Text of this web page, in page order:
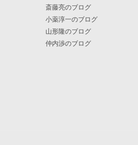
斎藤亮のブログ
小薬淳一のブログ
山形隆のブログ
仲内渉のブログ